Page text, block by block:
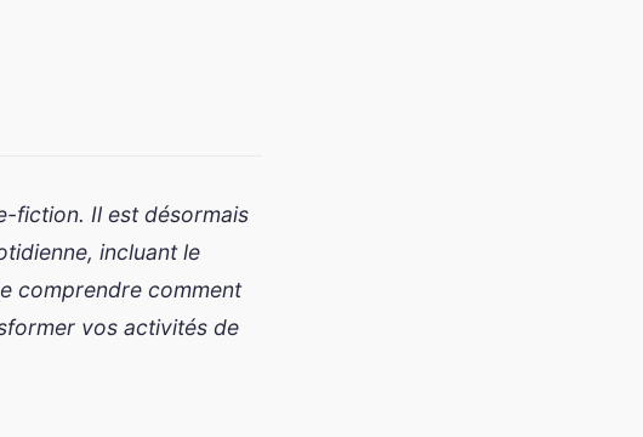
fiction. Il est désormais
incluant le
comprendre comment
vos activités de